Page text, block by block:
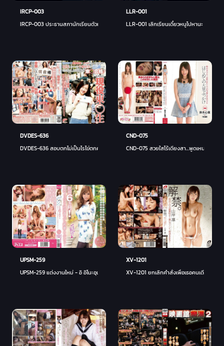
IRCP-003
IRCP-003 ประธานสภานักเรียนตัวเปียกโชก
LLR-001
LLR-001 เลิกเรียนเดี๋ยวหนูไปหานะ
DVDES-636
DVDES-636 สอบตกไม่เป็นไรไข่ตกค่อยว่ากัน
CND-075
CND-075 สวยใสไร้เดียงสา...พูดเหน่อก็น่า
UPSM-259
UPSM-259 แต่งงานใหม่ - อิ อิโนะอุเอะ
XV-1201
XV-1201 ยกเลิกคำสั่งเพื่อเธอคนเดียว - ยา